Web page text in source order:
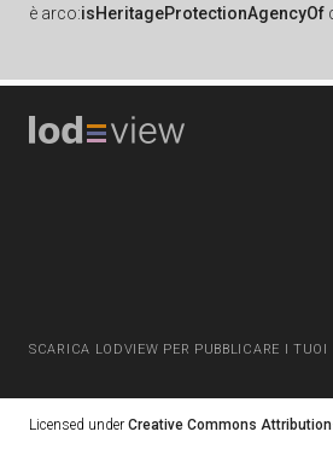
è arco:isHeritageProtectionAgencyOf
SCARICA LODVIEW PER PUBBLICARE I TUOI
Licensed under Creative Commons